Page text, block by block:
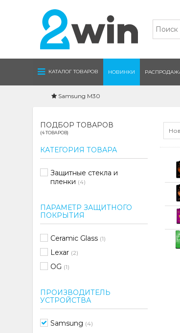
КАТАЛОГ ТОВАРОВ НОВИНКИ
Samsung M30
ПОДБОР ТОВАРОВ
(4 ТОВАРОВ)
КАТЕГОРИЯ ТОВАРА
Защитные стекла и
пленки (4)
ПАРАМЕТР ЗАЩИТНОГО
ПОКРЫТИЯ
Ceramic Glass (1)
Lexar (2)
OG (1)
ПРОИЗВОДИТЕЛЬ
УСТРОЙСТВА
Samsung (4)